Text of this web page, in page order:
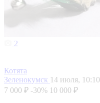
2
Котята
Зеленокумск 14 июля, 10:10
7 000 ₽ -30% 10 000 ₽